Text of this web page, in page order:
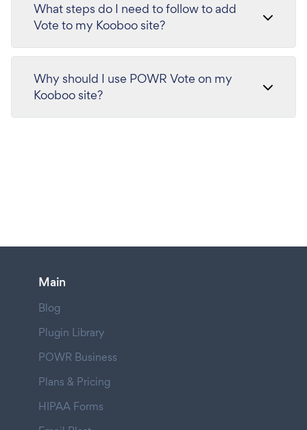
What steps do I need to follow to add
Vote to my Kooboo site?
Why should I use POWR Vote on my
Kooboo site?
Main
Blog
Plugin Library
POWR Business
Plans & Pricing
HIPAA Forms